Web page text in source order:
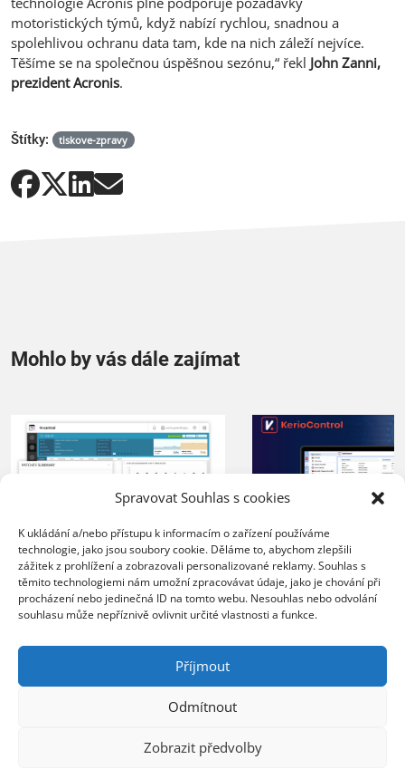
Spravovat Souhlas s cookies
K ukládání a/nebo přístupu k informacím o zařízení používáme
technologie, jako jsou soubory cookie. Děláme to, abychom zlepšili
zážitek z prohlížení a zobrazovali personalizované reklamy. Souhlas s
těmito technologiemi nám umožní zpracovávat údaje, jako je chování při
procházení nebo jedinečná ID na tomto webu. Nesouhlas nebo odvolání
souhlasu může nepříznivě ovlivnit určité vlastnosti a funkce.
Příjmout
Odmítnout
Zobrazit předvolby
motoristických týmů, když nabízí rychlou, snadnou a
spolehlivou ochranu data tam, kde na nich záleží nejvíce.
Těšíme se na společnou úspěšnou sezónu,“ řekl John Zanni,
prezident Acronis.
Štítky: tiskove-zpravy
Mohlo by vás dále zajímat
ZEBRA SYSTEMS:
společnost COMTEC
úspěšně řídí svůj růst
s řešením N-able N-
Poskytovatel MSP služeb
XERTEC
Kerio Control
k zabezpečení